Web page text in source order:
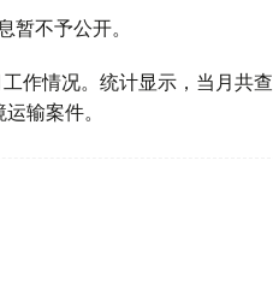
不予公开。
作情况。统计显示，当月共查
输案件。